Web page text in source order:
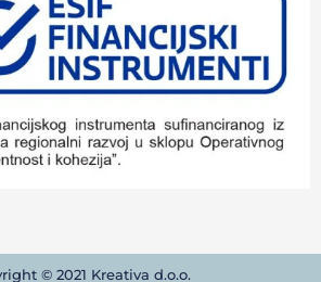
© 2021 Kreativa d.o.o.